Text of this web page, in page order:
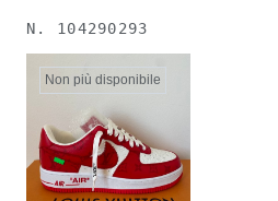
N. 104290293
Non più disponibile